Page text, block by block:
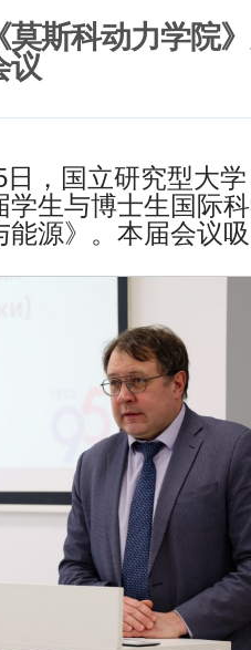
莫斯科动力学院
议
日，国立研究型大
学生与博士生国际
能源》。本届会议